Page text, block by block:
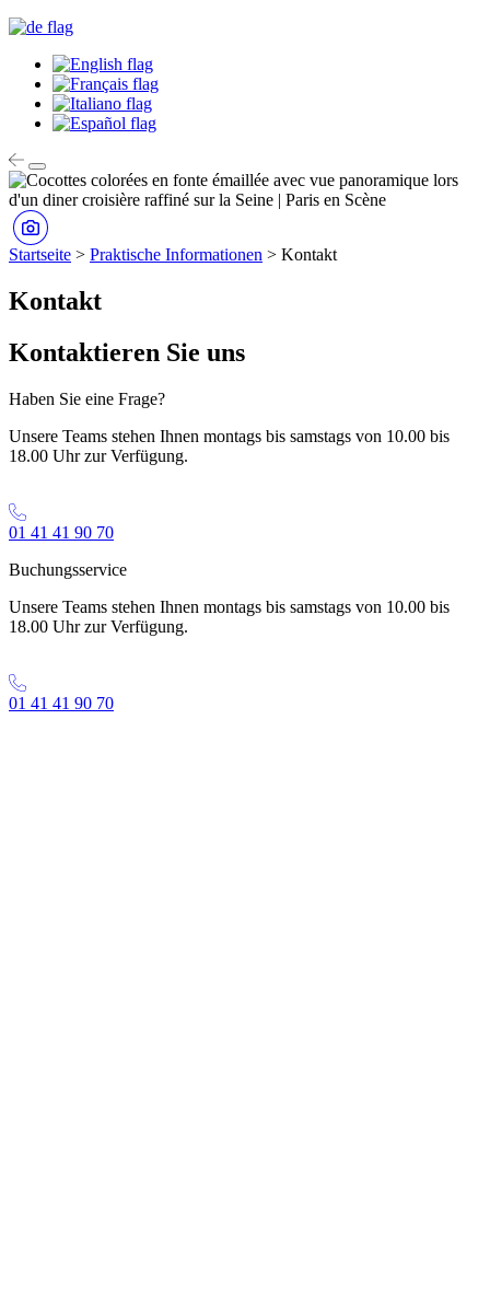
Startseite > Praktische Informationen > Kontakt
Kontakt
Kontaktieren Sie uns
Haben Sie eine Frage?
Unsere Teams stehen Ihnen montags bis samstags von 10.00 bis
18.00 Uhr zur Verfügung.
01 41 41 90 70
Buchungsservice
Unsere Teams stehen Ihnen montags bis samstags von 10.00 bis
18.00 Uhr zur Verfügung.
01 41 41 90 70